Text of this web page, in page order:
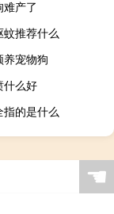
产了
蚊推荐什么
养宠物狗
什么好
的是什么
☚